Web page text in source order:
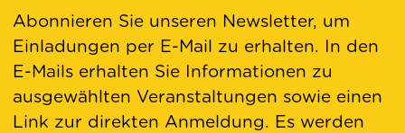
Abonnieren Sie unseren Newsletter, um
Einladungen per E-Mail zu erhalten. In den
E-Mails erhalten Sie Informationen zu
ausgewählten Veranstaltungen sowie einen
Link zur direkten Anmeldung. Es werden